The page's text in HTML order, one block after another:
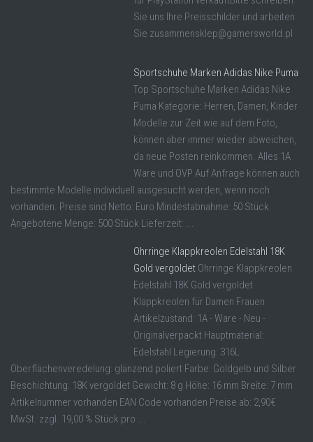
Sie uns Ihre Preisschilder und arbeiten
Sie zusammensklep@gamersworld.pl
Sportschuhe Marken Adidas Nike Puma
Top Sportschuhe Marken Adidas Nike
Puma Kategorie: Herren, Damen, Kinder
Modelle zur Zeit wie auf dem Foto,
können aber immer wieder abweichen,
da neue Posten reinkommen. Alles 1A
Ware und OVP Auf Anfrage können auch
bestimmte Modelle individuell ausgesucht werden, wenn noch
vorhanden. Preise sind Netto: Euro Mindestabnahme: 50 Stück
Angebotene Menge: 500 Stück Lieferzeit: ...
Ohrringe Klappkreolen Edelstahl 18K
Gold vergoldet Ohrringe Klappkreolen
Edelstahl 18K Gold vergoldet
Klappkreolen für Damen Frauen
Artikelzustand: 1A - Ware - Neu -
Originalverpackt Hauptmaterial:
Edelstahl Legierung: 316L
Oberflächenveredelung: glänzend poliert Farbe: Goldgelb und Silber
Beschichtung: 18K vergoldet Gewicht: 8 g Höhe: 16 mm Breite: 7 mm
Artikelnummer vorhanden EAN Code vorhanden Preise ab: 2,90€
MwSt. zzgl. 19,00 % Stück pro ...